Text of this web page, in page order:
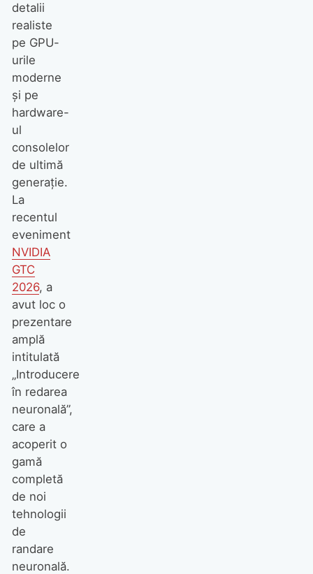
detalii
realiste
pe GPU-
urile
moderne
și pe
hardware-
ul
consolelor
de ultimă
generație.
La
recentul
eveniment
NVIDIA
GTC
2026, a
avut loc o
prezentare
amplă
intitulată
„Introducere
în redarea
neuronală”,
care a
acoperit o
gamă
completă
de noi
tehnologii
de
randare
neuronală.